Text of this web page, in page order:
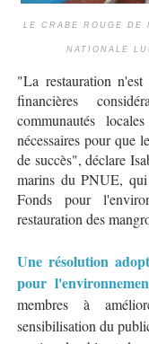
LE CRABE ROUGE DE
NATIONALE
"La restauration
financières
communautés
nécessaires pour que
de succès", déclare
marins du PNUE,
Fonds pour
restauration des
Une résolution
pour
membres à
sensibilisation du